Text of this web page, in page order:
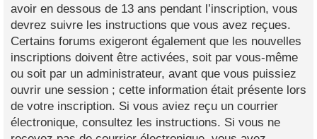
avoir en dessous de 13 ans pendant l’inscription, vous
devrez suivre les instructions que vous avez reçues.
Certains forums exigeront également que les nouvelles
inscriptions doivent être activées, soit par vous-même
ou soit par un administrateur, avant que vous puissiez
ouvrir une session ; cette information était présente lors
de votre inscription. Si vous aviez reçu un courrier
électronique, consultez les instructions. Si vous ne